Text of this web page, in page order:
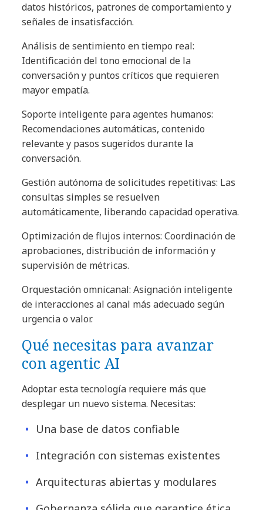
datos históricos, patrones de comportamiento y
señales de insatisfacción.
Análisis de sentimiento en tiempo real:
Identificación del tono emocional de la
conversación y puntos críticos que requieren
mayor empatía.
Soporte inteligente para agentes humanos:
Recomendaciones automáticas, contenido
relevante y pasos sugeridos durante la
conversación.
Gestión autónoma de solicitudes repetitivas: Las
consultas simples se resuelven
automáticamente, liberando capacidad operativa.
Optimización de flujos internos: Coordinación de
aprobaciones, distribución de información y
supervisión de métricas.
Orquestación omnicanal: Asignación inteligente
de interacciones al canal más adecuado según
urgencia o valor.
Qué necesitas para avanzar
con agentic AI
Adoptar esta tecnología requiere más que
desplegar un nuevo sistema. Necesitas:
Una base de datos confiable
Integración con sistemas existentes
Arquitecturas abiertas y modulares